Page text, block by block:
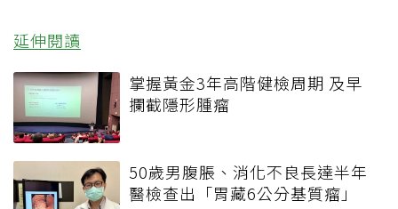
延伸閱讀
掌握黃金3年高階健檢周期 及早
攔截隱形腫瘤
50歲男腹脹、消化不良長達半年
醫檢查出「胃藏6公分基質瘤」